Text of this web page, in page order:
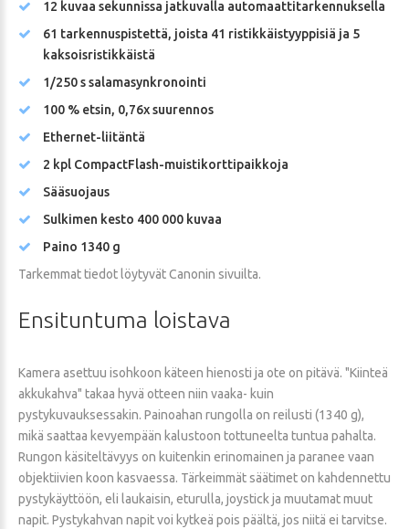
12 kuvaa sekunnissa jatkuvalla automaattitarkennuksella
61 tarkennuspistettä, joista 41 ristikkäistyyppisiä ja 5
kaksoisristikkäistä
1/250 s salamasynkronointi
100 % etsin, 0,76x suurennos
Ethernet-liitäntä
2 kpl CompactFlash-muistikorttipaikkoja
Sääsuojaus
Sulkimen kesto 400 000 kuvaa
Paino 1340 g
Tarkemmat tiedot löytyvät Canonin sivuilta.
Ensituntuma loistava
Kamera asettuu isohkoon käteen hienosti ja ote on pitävä. "Kiinteä
akkukahva" takaa hyvä otteen niin vaaka- kuin
pystykuvauksessakin. Painoahan rungolla on reilusti (1340 g),
mikä saattaa kevyempään kalustoon tottuneelta tuntua pahalta.
Rungon käsiteltävyys on kuitenkin erinomainen ja paranee vaan
objektiivien koon kasvaessa. Tärkeimmät säätimet on kahdennettu
pystykäyttöön, eli laukaisin, eturulla, joystick ja muutamat muut
napit. Pystykahvan napit voi kytkeä pois päältä, jos niitä ei tarvitse.